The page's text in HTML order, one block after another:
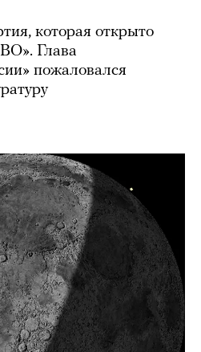
которая открыто
Глава
пожаловался